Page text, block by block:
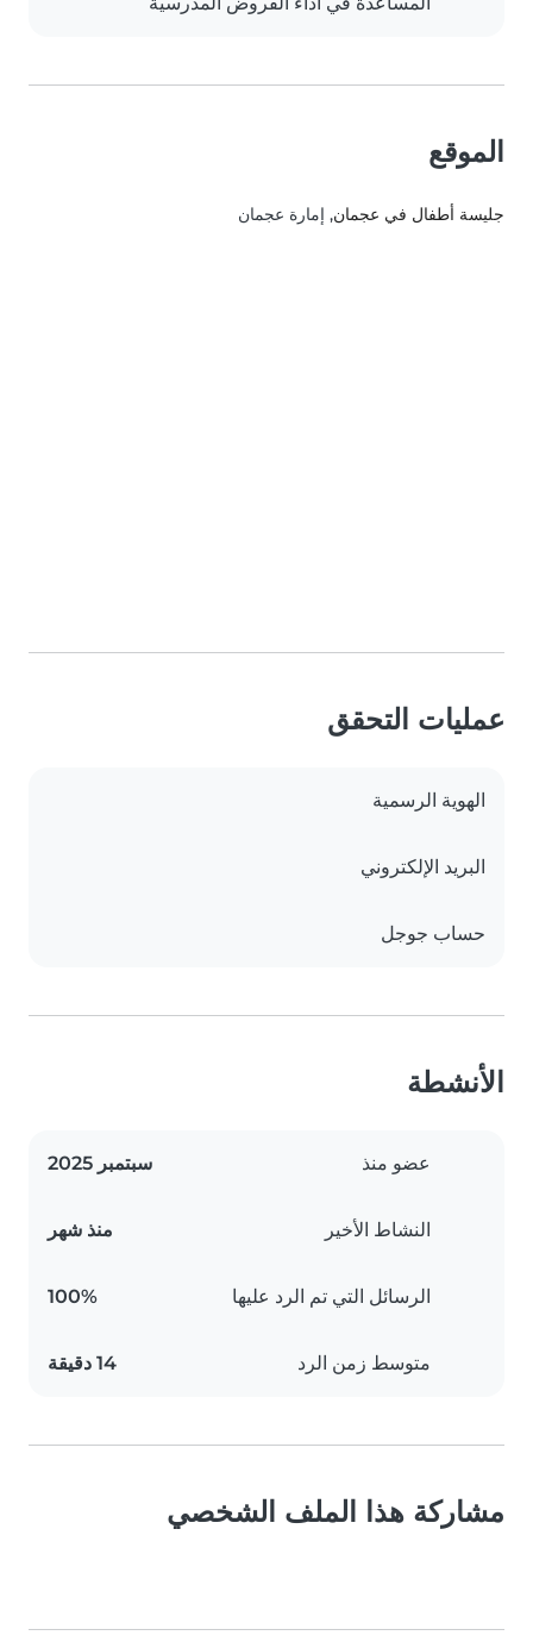
الموقع
جليسة أطفال في عجمان, إمارة عجمان
عمليات التحقق
الهوية الرسمية
البريد الإلكتروني
حساب جوجل
الأنشطة
عضو منذ سبتمبر 2025
النشاط الأخير منذ شهر
الرسائل التي تم الرد عليها 100%
متوسط زمن الرد 14 دقيقة
مشاركة هذا الملف الشخصي